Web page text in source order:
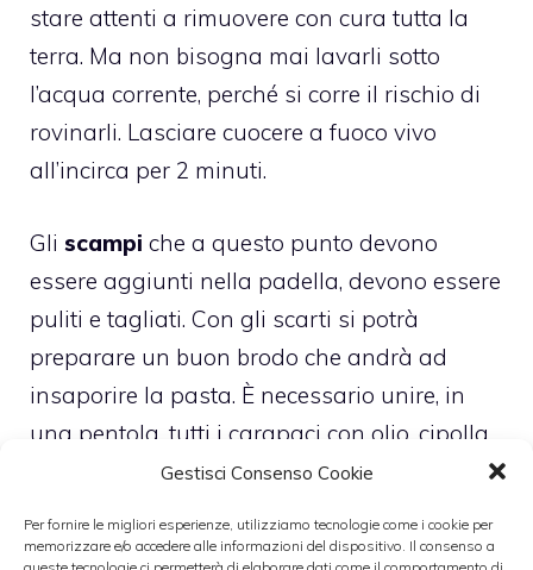
Gestisci Consenso Cookie
Per fornire le migliori esperienze, utilizziamo tecnologie come i cookie per
memorizzare e/o accedere alle informazioni del dispositivo. Il consenso a
queste tecnologie ci permetterà di elaborare dati come il comportamento di
stare attenti a rimuovere con cura tutta la
terra. Ma non bisogna mai lavarli sotto
l’acqua corrente, perché si corre il rischio di
rovinarli. Lasciare cuocere a fuoco vivo
all’incirca per 2 minuti.
Gli scampi che a questo punto devono
essere aggiunti nella padella, devono essere
puliti e tagliati. Con gli scarti si potrà
preparare un buon brodo che andrà ad
insaporire la pasta. È necessario unire, in
una pentola, tutti i carapaci con olio, cipolla,
prezzemolo e sedano. Una volta rosolati
mezzo bicchiere di vino bianco.